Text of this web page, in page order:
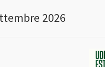
2026